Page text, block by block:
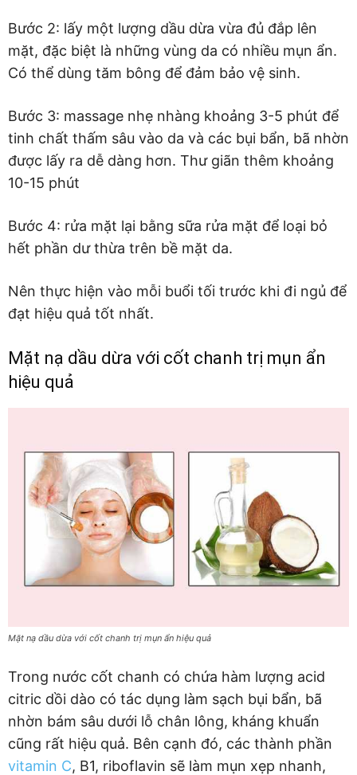
Bước 2: lấy một lượng dầu dừa vừa đủ đắp lên
mặt, đặc biệt là những vùng da có nhiều mụn ẩn.
Có thể dùng tăm bông để đảm bảo vệ sinh.
Bước 3: massage nhẹ nhàng khoảng 3-5 phút để
tinh chất thấm sâu vào da và các bụi bẩn, bã nhờn
được lấy ra dễ dàng hơn. Thư giãn thêm khoảng
10-15 phút
Bước 4: rửa mặt lại bằng sữa rửa mặt để loại bỏ
hết phần dư thừa trên bề mặt da.
Nên thực hiện vào mỗi buổi tối trước khi đi ngủ để
đạt hiệu quả tốt nhất.
Mặt nạ dầu dừa với cốt chanh trị mụn ẩn
hiệu quả
Mặt nạ dầu dừa với cốt chanh trị mụn ẩn hiệu quả
Trong nước cốt chanh có chứa hàm lượng acid
citric dồi dào có tác dụng làm sạch bụi bẩn, bã
nhờn bám sâu dưới lỗ chân lông, kháng khuẩn
cũng rất hiệu quả. Bên cạnh đó, các thành phần
vitamin C, B1, riboflavin sẽ làm mụn xẹp nhanh,